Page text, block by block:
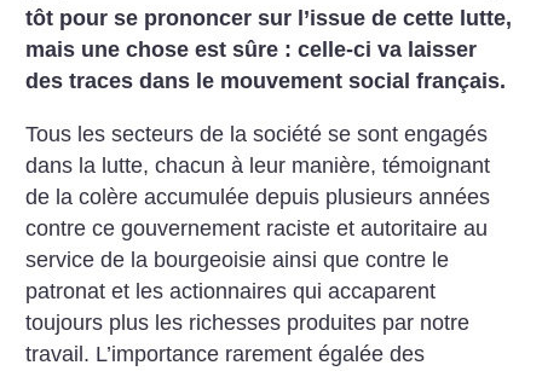
tôt pour se prononcer sur l’issue de cette lutte,
mais une chose est sûre : celle-ci va laisser
des traces dans le mouvement social français.
Tous les secteurs de la société se sont engagés
dans la lutte, chacun à leur manière, témoignant
de la colère accumulée depuis plusieurs années
contre ce gouvernement raciste et autoritaire au
service de la bourgeoisie ainsi que contre le
patronat et les actionnaires qui accaparent
toujours plus les richesses produites par notre
travail. L’importance rarement égalée des